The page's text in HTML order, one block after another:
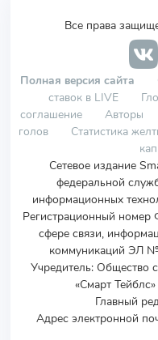
Все права
Полная версия сайта
ставок в LIVE
соглашение
Авторы
голов
Статистика
Сетевое издание
федеральной
информационных
Регистрационный
сфере связи,
коммуникаций ЭЛ
Учредитель: Общество
«Смарт
Главный
Адрес электронной